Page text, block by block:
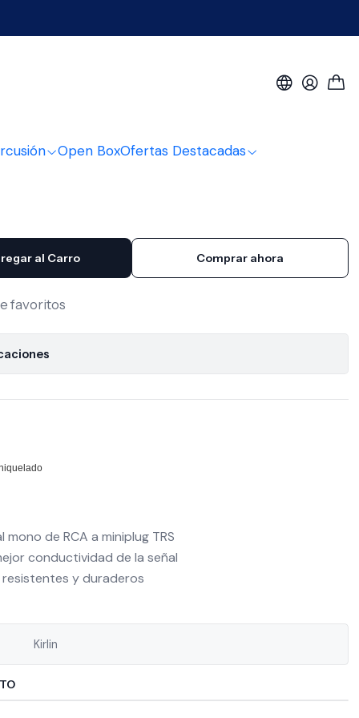
Open BoxOfertas Destacadas
Rca-Miniplug Kirlin
al Carro Comprar ahora
favoritos
de RCA a miniplug TRS
conductividad de la señal
y duraderos
Kirlin